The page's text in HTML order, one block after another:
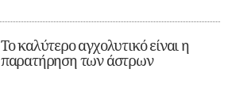
Το καλύτερο αγχολυτικό είναι η
παρατήρηση των άστρων